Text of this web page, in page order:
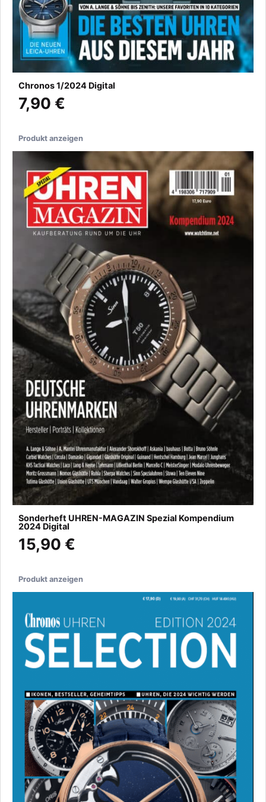
Chronos 1/2024 Digital
7,90 €
Produkt anzeigen
Sonderheft UHREN-MAGAZIN Spezial Kompendium
2024 Digital
15,90 €
Produkt anzeigen